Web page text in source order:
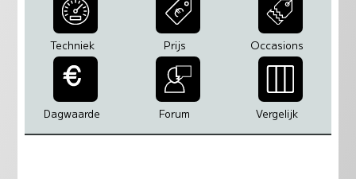
Techniek Prijs Occasions
Dagwaarde Forum Vergelijk